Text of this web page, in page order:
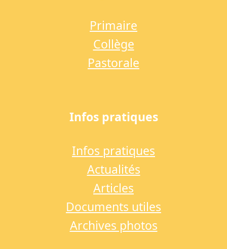
Primaire
Collège
Pastorale
Infos pratiques
Infos pratiques
Actualités
Articles
Documents utiles
Archives photos